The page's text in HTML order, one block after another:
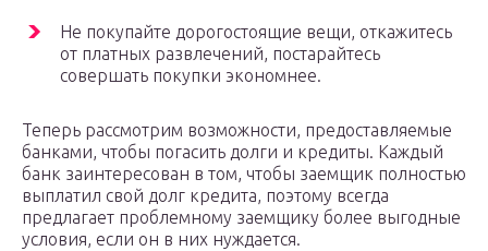
Не покупайте дорогостоящие вещи, откажитесь
от платных развлечений, постарайтесь
совершать покупки экономнее.
Теперь рассмотрим возможности, предоставляемые
банками, чтобы погасить долги и кредиты. Каждый
банк заинтересован в том, чтобы заемщик полностью
выплатил свой долг кредита, поэтому всегда
предлагает проблемному заемщику более выгодные
условия, если он в них нуждается.